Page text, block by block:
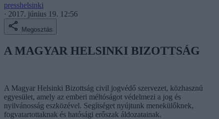
presshelsinki
· 2017. június 19. 12:56
Megosztás
A MAGYAR HELSINKI BIZOTTSÁG
A Magyar Helsinki Bizottság civil jogvédő szervezet, közhasznú
egyesület, amely az emberi méltóságot védelmezi a jog és
nyilvánosság eszközével. Segítséget nyújtunk menekülőknek,
fogvatartottaknak és hatósági erőszak áldozatainak.